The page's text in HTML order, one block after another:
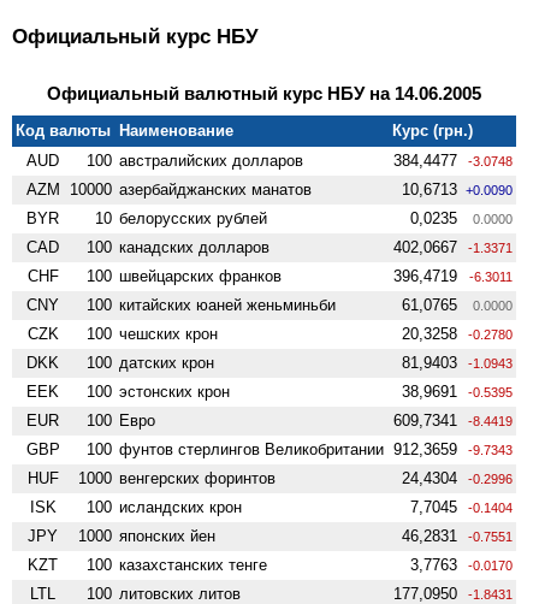
Официальный курс НБУ
Официальный валютный курс НБУ на 14.06.2005
Код валюты Наименование
Курс (грн.)
AUD
100 австралийских долларов 384,4477 -3.0748
AZM 10000 азербайджанских манатов 10,6713 +0.0090
BYR 10 белорусских рублей 0,0235 0.0000
CAD 100 канадских долларов 402,0667 -1.3371
CHF 100 швейцарских франков 396,4719 -6.3011
CNY 100 китайских юаней женьминьби 61,0765 0.0000
CZK 100 чешских крон 20,3258 -0.2780
DKK 100 датских крон 81,9403 -1.0943
EEK 100 эстонских крон 38,9691 -0.5395
EUR 100 Евро 609,7341 -8.4419
GBP 100 фунтов стерлингов Велико­британии 912,3659 -9.7343
HUF 1000 венгерских форинтов 24,4304 -0.2996
ISK 100 исландских крон 7,7045 -0.1404
JPY 1000 японских йен 46,2831 -0.7551
KZT 100 казахстанских тенге 3,7763 -0.0170
LTL 100 литовских литов 177,0950 -1.8431